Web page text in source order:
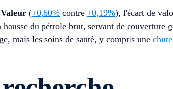
Valeur (+0,60% contre +0,19%), l'écart de
du pétrole brut, servant de couverture
mais les soins de santé, y compris une